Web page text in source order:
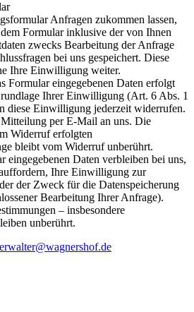
Anfragen zukommen lassen,
Formular inklusive der von Ihnen
zwecks Bearbeitung der Anfrage
bei uns gespeichert. Diese
Ihre Einwilligung weiter.
Formular eingegebenen Daten erfolgt
Ihrer Einwilligung (Art. 6 Abs. 1
diese Einwilligung jederzeit widerrufen.
per E-Mail an uns. Die
Widerruf erfolgten
bleibt vom Widerruf unberührt.
eingegebenen Daten verbleiben bei uns,
Ihre Einwilligung zur
der Zweck für die Datenspeicherung
Bearbeitung Ihrer Anfrage).
– insbesondere
unberührt.